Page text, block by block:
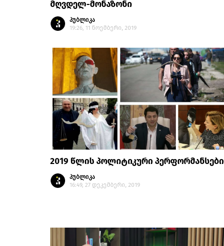
მღვდელ-მონაზონი
პუბლიკა
19:26, 11 ნოემბერი, 2019
2019 წლის პოლიტიკური პერფორმანსები
პუბლიკა
16:49, 27 დეკემბერი, 2019